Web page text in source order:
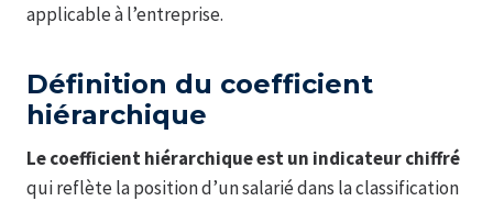
applicable à l’entreprise.
Définition du coefficient
hiérarchique
Le coefficient hiérarchique est un indicateur chiffré
qui reflète la position d’un salarié dans la classification